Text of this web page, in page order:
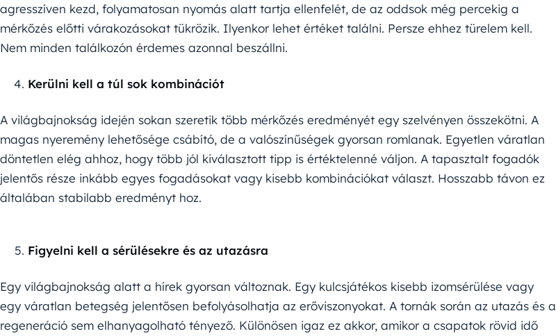
agresszíven kezd, folyamatosan nyomás alatt tartja ellenfelét, de az oddsok még percekig a
mérkőzés előtti várakozásokat tükrözik. Ilyenkor lehet értéket találni. Persze ehhez türelem kell.
Nem minden találkozón érdemes azonnal beszállni.
Kerülni kell a túl sok kombinációt
A világbajnokság idején sokan szeretik több mérkőzés eredményét egy szelvényen összekötni. A
magas nyeremény lehetősége csábító, de a valószínűségek gyorsan romlanak. Egyetlen váratlan
döntetlen elég ahhoz, hogy több jól kiválasztott tipp is értéktelenné váljon. A tapasztalt fogadók
jelentős része inkább egyes fogadásokat vagy kisebb kombinációkat választ. Hosszabb távon ez
általában stabilabb eredményt hoz.
Figyelni kell a sérülésekre és az utazásra
Egy világbajnokság alatt a hírek gyorsan változnak. Egy kulcsjátékos kisebb izomsérülése vagy
egy váratlan betegség jelentősen befolyásolhatja az erőviszonyokat. A tornák során az utazás és a
regeneráció sem elhanyagolható tényező. Különösen igaz ez akkor, amikor a csapatok rövid idő